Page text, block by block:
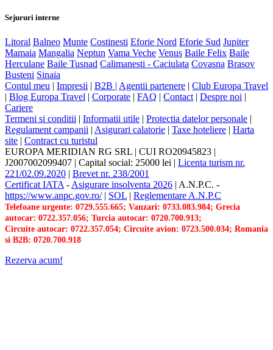
Sejururi interne
Litoral Balneo Munte Costinesti Eforie Nord Eforie Sud Jupiter
Mamaia Mangalia Neptun Vama Veche Venus Baile Felix Baile
Herculane Baile Tusnad Calimanesti - Caciulata Covasna Brasov
Busteni Sinaia
Contul meu | Impresii | B2B | Agentii partenere | Club Europa Travel
| Blog Europa Travel | Corporate | FAQ | Contact | Despre noi |
Cariere
Termeni si conditii | Informatii utile | Protectia datelor personale |
Regulament campanii | Asigurari calatorie | Taxe hoteliere | Harta
site | Contract cu turistul
EUROPA MERIDIAN RG SRL | CUI RO20945823 |
J2007002099407 | Capital social: 25000 lei | Licenta turism nr.
221/02.09.2020 | Brevet nr. 238/2001
Certificat IATA - Asigurare insolventa 2026 | A.N.P.C. -
https://www.anpc.gov.ro/| SOL | Reglementare A.N.P.C
Telefoane urgente: 0729.555.665; Vanzari: 0733.083.984; Grecia
autocar: 0722.357.056; Turcia autocar: 0720.700.913;
Circuite autocar: 0722.357.054; Circuite avion: 0723.500.034; Romania
si B2B: 0720.700.918
Rezerva acum!